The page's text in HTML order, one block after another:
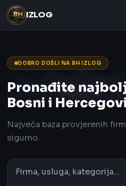
IZLOG
DOBRO DOŠLI NA BH IZLOG
Pronađite
Bosni i
Najveća baza provjerenih
sigurno.